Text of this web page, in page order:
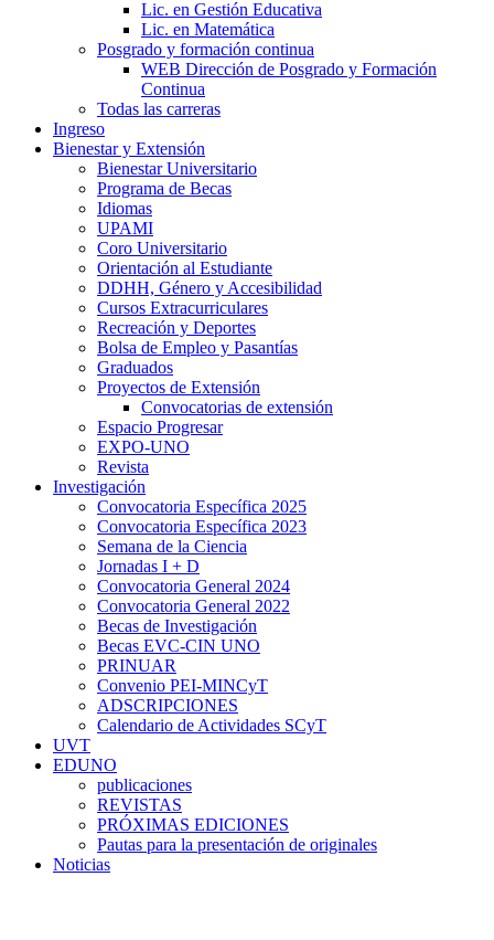
Lic. en Gestión Educativa
Lic. en Matemática
Posgrado y formación continua
WEB Dirección de Posgrado y Formación
Continua
Todas las carreras
Ingreso
Bienestar y Extensión
Bienestar Universitario
Programa de Becas
Idiomas
UPAMI
Coro Universitario
Orientación al Estudiante
DDHH, Género y Accesibilidad
Cursos Extracurriculares
Recreación y Deportes
Bolsa de Empleo y Pasantías
Graduados
Proyectos de Extensión
Convocatorias de extensión
Espacio Progresar
EXPO-UNO
Revista
Investigación
Convocatoria Específica 2025
Convocatoria Específica 2023
Semana de la Ciencia
Jornadas I + D
Convocatoria General 2024
Convocatoria General 2022
Becas de Investigación
Becas EVC-CIN UNO
PRINUAR
Convenio PEI-MINCyT
ADSCRIPCIONES
Calendario de Actividades SCyT
UVT
EDUNO
publicaciones
REVISTAS
PRÓXIMAS EDICIONES
Pautas para la presentación de originales
Noticias